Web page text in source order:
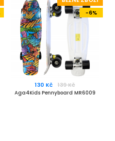
-6%
130 Kč 139 Kč
Aga4Kids Pennyboard MR6009